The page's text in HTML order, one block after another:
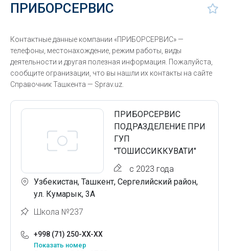
ПРИБОРСЕРВИС
Контактные данные компании «ПРИБОРСЕРВИС» —
телефоны, местонахождение, режим работы, виды
деятельности и другая полезная информация. Пожалуйста,
сообщите огранизации, что вы нашли их контакты на сайте
Справочник Ташкента — Sprav.uz.
ПРИБОРСЕРВИС
ПОДРАЗДЕЛЕНИЕ ПРИ
ГУП
"ТОШИССИККУВАТИ"
с 2023 года
Узбекистан, Ташкент, Сергелийский район,
ул. Кумарык, 3А
Школа №237
+998 (71) 250-XX-XX
Показать номер